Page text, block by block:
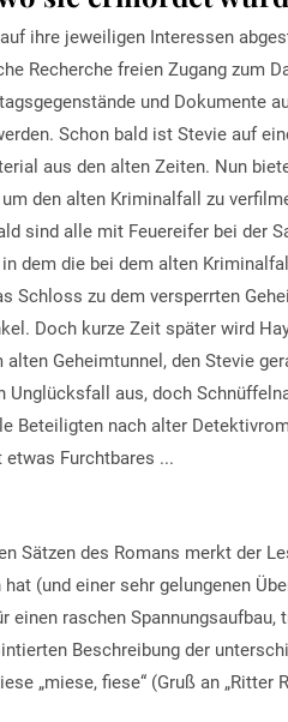
ihre jeweiligen Interessen
Recherche freien Zugang zum
und Dokumente
Schon bald ist Stevie auf
aus den alten Zeiten. Nun
den alten Kriminalfall zu
sind alle mit Feuereifer bei der
dem die bei dem alten
Schloss zu dem versperrten
Doch kurze Zeit später wird
alten Geheimtunnel, den Stevie
Unglücksfall aus, doch
Beteiligten nach alter
etwas Furchtbares ...
Sätzen des Romans merkt der
(und einer sehr gelungenen
einen raschen
Beschreibung der
„miese, fiese“ (Gruß an „Ritter